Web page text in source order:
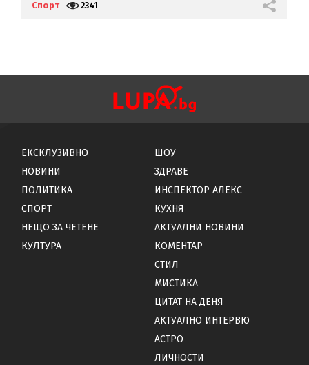
Спорт 2341
ЕКСКЛУЗИВНО
НОВИНИ
ПОЛИТИКА
СПОРТ
НЕЩО ЗА ЧЕТЕНЕ
КУЛТУРА
ШОУ
ЗДРАВЕ
ИНСПЕКТОР АЛЕКС
КУХНЯ
АКТУАЛНИ НОВИНИ
КОМЕНТАР
СТИЛ
МИСТИКА
ЦИТАТ НА ДЕНЯ
АКТУАЛНО ИНТЕРВЮ
АСТРО
ЛИЧНОСТИ